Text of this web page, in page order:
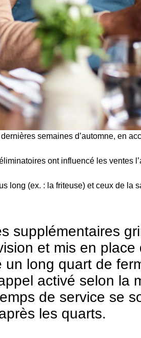
semaines d’automne, en
ont influencé les ventes
long (ex. : la friteuse) et ceux de
supplémentaires
et mis en place
long quart de
activé selon la
de service se
les quarts.